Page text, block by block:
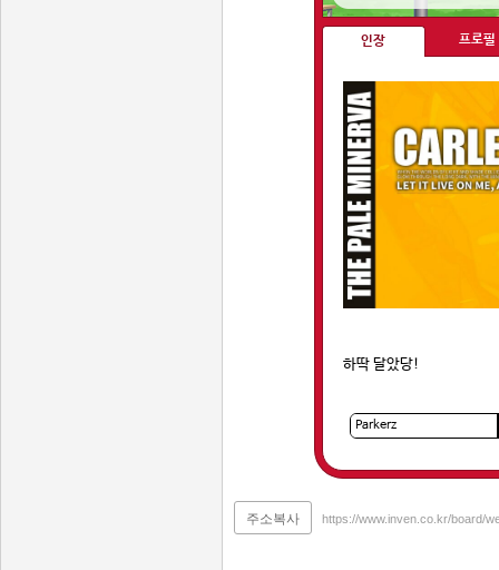
인장 프로필
하딱 달았당!
주소복사 https://www.inven.co.kr/board/